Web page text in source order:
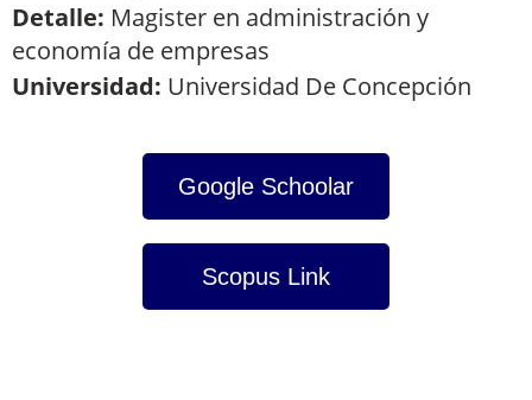
Detalle: Magister en administración y
economía de empresas
Universidad: Universidad De Concepción
Google Schoolar
Scopus Link